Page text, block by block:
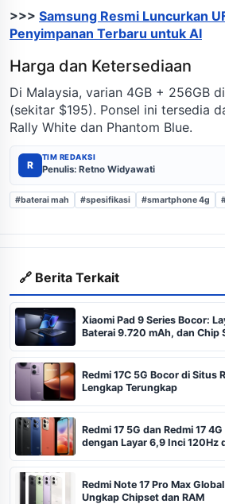
>>> Samsung Resmi Luncurkan
Penyimpanan Terbaru untuk AI
Harga dan Ketersediaan
Di Malaysia, varian 4GB + 256GB
(sekitar $195). Ponsel ini tersedia
Rally White dan Phantom Blue.
R
TIM REDAKSI
Penulis: Retno Widyawati
#baterai mah #spesifikasi #smartphone 4g
🔗 Berita Terkait
Xiaomi Pad 9 Series Bocor:
Baterai 9.720 mAh, dan Chip
Redmi 17C 5G Bocor di Situs
Lengkap Terungkap
Redmi 17 5G dan Redmi 17
dengan Layar 6,9 Inci 120Hz
Redmi Note 17 Pro Max
Ungkap Chipset dan RAM